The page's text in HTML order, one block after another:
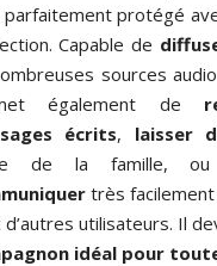
parfaitement protégé
Capable de
sources
également de
écrits, laisser
de la famille, ou
très facilement
d’autres utilisateurs. Il
idéal pour